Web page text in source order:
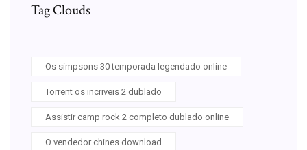
Tag Clouds
Os simpsons 30 temporada legendado online
Torrent os incriveis 2 dublado
Assistir camp rock 2 completo dublado online
O vendedor chines download